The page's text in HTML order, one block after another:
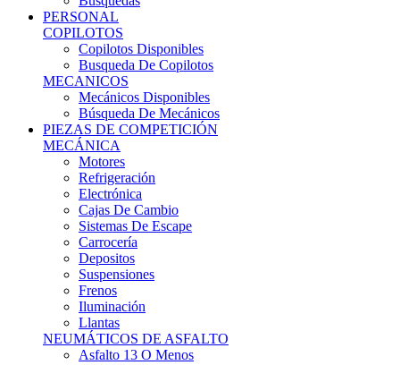
COPILOTOS
Copilotos Disponibles
Busqueda De Copilotos
MECANICOS
Mecánicos Disponibles
Búsqueda De Mecánicos
PIEZAS DE COMPETICIÓN
MECÁNICA
Motores
Refrigeración
Electrónica
Cajas De Cambio
Sistemas De Escape
Carrocería
Depositos
Suspensiones
Frenos
Iluminación
Llantas
NEUMÁTICOS DE ASFALTO
Asfalto 13 O Menos
Asfalto 14p